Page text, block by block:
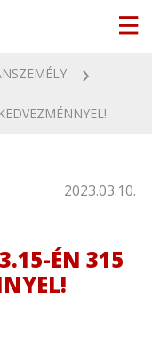
2023.03.10.
ÉN 315